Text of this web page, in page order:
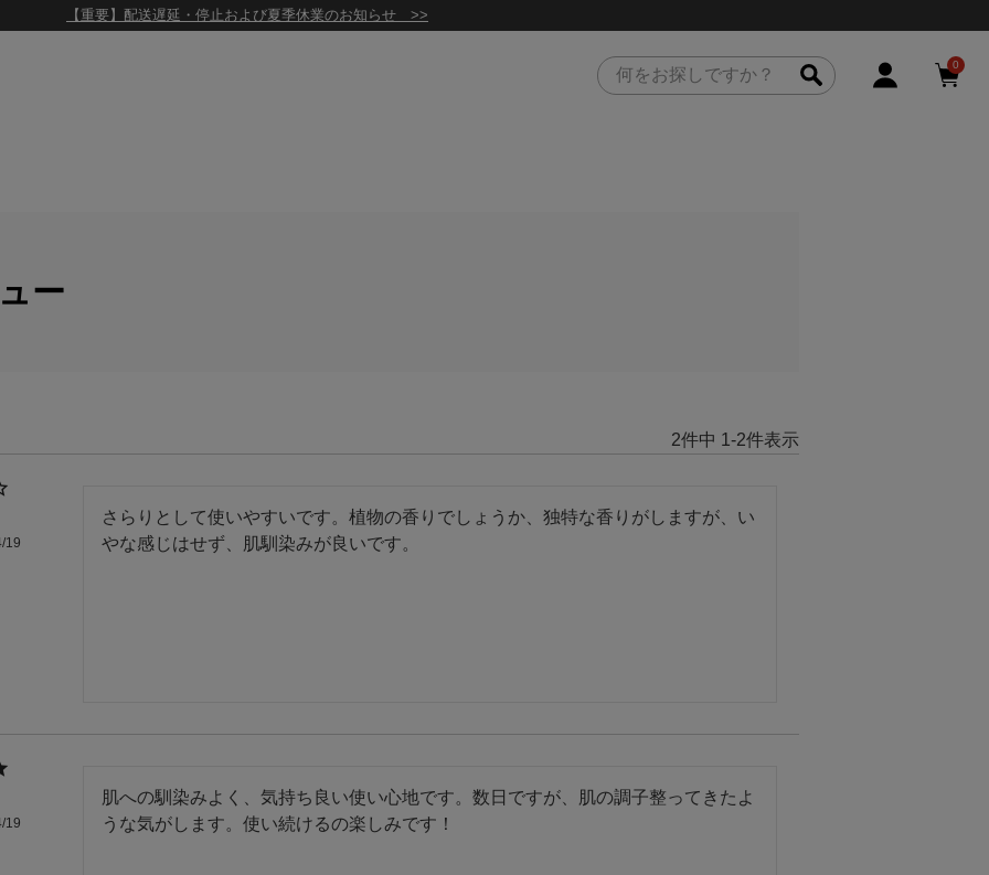
【重要】配送遅延・停止および夏季休業のお知らせ >>
0
ー
2件中 1 -2件表示
19
さらりとして使いやすいです。植物の香りでしょうか、独特な香りがしますが、い
やな感じはせず、肌馴染みが良いです。
19
肌への馴染みよく、気持ち良い使い心地です。数日ですが、肌の調子整ってきたよ
うな気がします。使い続けるの楽しみです！